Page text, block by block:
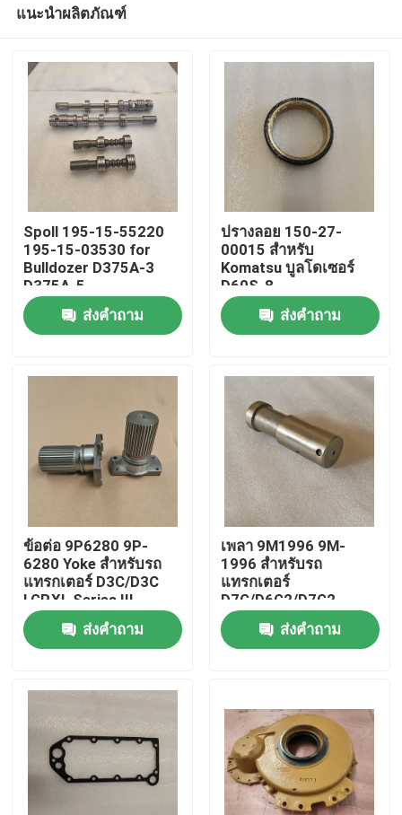
หน้าแรก
เกี่ยวกับเรา
การควบคุมคุณภาพ
ติดต่อเรา
ข่าว
ดาวน์โหลด
แนะนำผลิตภัณฑ์
Spoll 195-15-55220
195-15-03530 for
Bulldozer D375A-3
D375A-5
ส่งคำถาม
ปรางลอย 150-27-
00015 สําหรับ
Komatsu บูลโดเซอร์
D60S-8
ส่งคำถาม
ข้อต่อ 9P6280 9P-
6280 Yoke สำหรับรถ
แทรกเตอร์ D3C/D3C
LGP,XL Series III
ส่งคำถาม
เพลา 9M1996 9M-
1996 สำหรับรถ
แทรกเตอร์
D7G/D6G2/D7G2
ส่งคำถาม